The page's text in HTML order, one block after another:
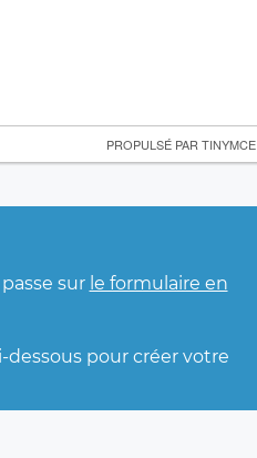
PROPULSÉ PAR TINYMCE
sur le formulaire en
pour créer votre